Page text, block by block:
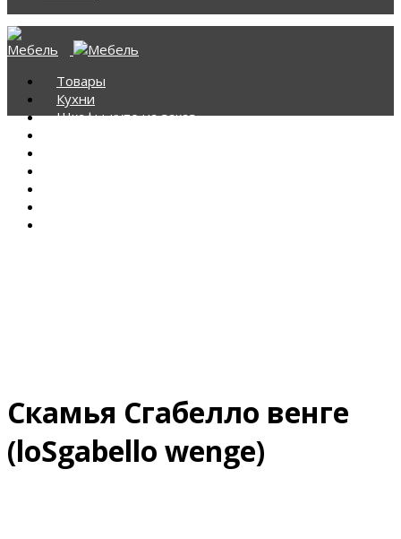
Товары
Кухни
Шкафы-купе на заказ
Скамья Сгабелло венге
(loSgabello wenge)